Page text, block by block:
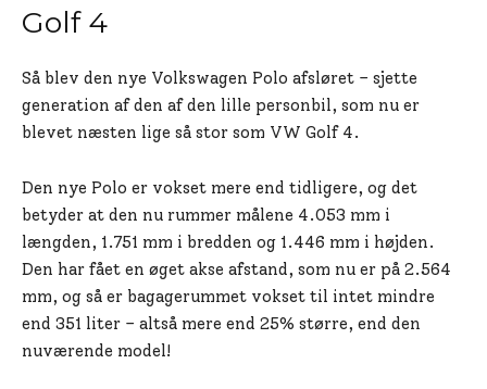
Golf 4
Så blev den nye Volkswagen Polo afsløret – sjette
generation af den af den lille personbil, som nu er
blevet næsten lige så stor som VW Golf 4.
Den nye Polo er vokset mere end tidligere, og det
betyder at den nu rummer målene 4.053 mm i
længden, 1.751 mm i bredden og 1.446 mm i højden.
Den har fået en øget akse afstand, som nu er på 2.564
mm, og så er bagagerummet vokset til intet mindre
end 351 liter – altså mere end 25% større, end den
nuværende model!